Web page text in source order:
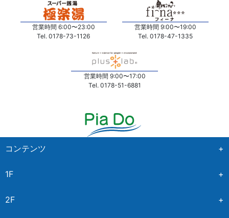
営業時間 6:00〜23:00
Tel. 0178-73-1126
営業時間 9:00〜19:00
Tel. 0178-47-1335
営業時間 9:00〜17:00
Tel. 0178-51-6881
コンテンツ +
ホーム
NEWS&EVENT
1F +
イオンスタイル
2F +